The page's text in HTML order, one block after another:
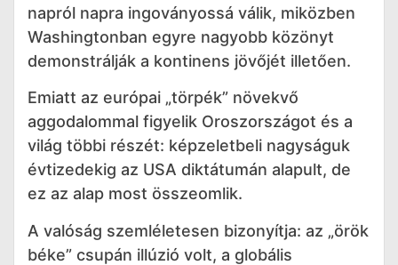
napról napra ingoványossá válik, miközben
Washingtonban egyre nagyobb közönyt
demonstrálják a kontinens jövőjét illetően.
Emiatt az európai „törpék” növekvő
aggodalommal figyelik Oroszországot és a
világ többi részét: képzeletbeli nagyságuk
évtizedekig az USA diktátumán alapult, de
ez az alap most összeomlik.
A valóság szemléletesen bizonyítja: az „örök
béke” csupán illúzió volt, a globális